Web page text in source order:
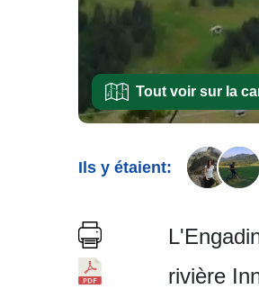
Tout voir sur la
Ils y étaient:
rivière